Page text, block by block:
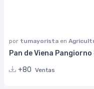
por tumayorista en
Pan de Viena
+80 Ventas